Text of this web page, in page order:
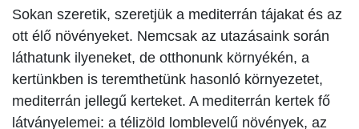
Sokan szeretik, szeretjük a mediterrán tájakat és az
ott élő növényeket. Nemcsak az utazásaink során
láthatunk ilyeneket, de otthonunk környékén, a
kertünkben is teremthetünk hasonló környezetet,
mediterrán jellegű kerteket. A mediterrán kertek fő
látványelemei: a télizöld lomblevelű növények, az